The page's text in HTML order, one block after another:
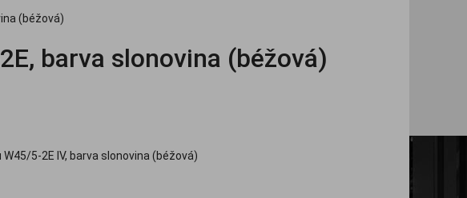
(béžová)
barva slonovina (béžová)
5-2E IV, barva slonovina (béžová)